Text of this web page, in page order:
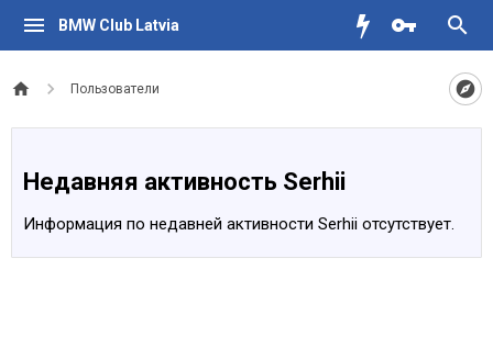
BMW Club Latvia
Пользователи
Недавняя активность Serhii
Информация по недавней активности Serhii отсутствует.